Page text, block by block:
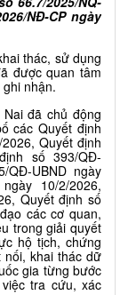
NĐ-CP ngày
thác, sử dụng
được quan tâm
nhận.
đã chủ động
các Quyết định
Quyết định
số 393/QĐ-
QĐ-UBND ngày
10/2/2026,
Quyết định số
các cơ quan,
trong giải quyết
hộ tịch, chứng
nối, khai thác dữ
gia từng bước
tra cứu, xác